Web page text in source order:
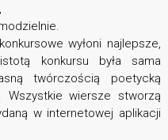
wyłoni najlepsze,
konkursu była sama
twórczością poetycką
wiersze stworzą
w internetowej aplikacji